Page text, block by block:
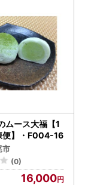
ムース大福【1
便】・F004-16
市
(0)
16,000